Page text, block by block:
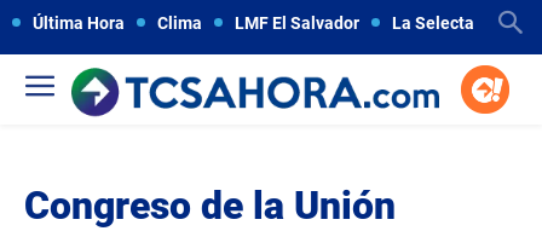
Última Hora Clima LMF El Salvador La Selecta
Congreso de la Unión